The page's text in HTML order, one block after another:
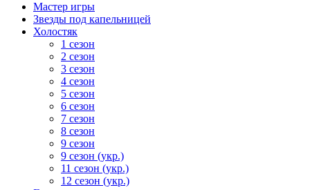
Мастер игры
Звезды под капельницей
Холостяк
1 сезон
2 сезон
3 сезон
4 сезон
5 сезон
6 сезон
7 сезон
8 сезон
9 сезон
9 сезон (укр.)
11 сезон (укр.)
12 сезон (укр.)